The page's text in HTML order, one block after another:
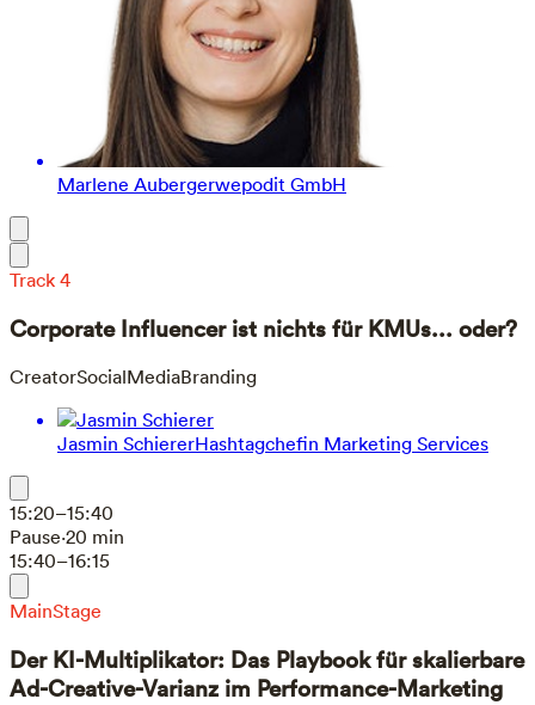
Marlene Aubergerwepodit GmbH
Track 4
Corporate Influencer ist nichts für KMUs... oder?
CreatorSocialMediaBranding
Jasmin SchiererHashtagchefin Marketing Services
15:20–15:40
Pause·20 min
15:40–16:15
MainStage
Der KI-Multiplikator: Das Playbook für skalierbare
Ad-Creative-Varianz im Performance-Marketing